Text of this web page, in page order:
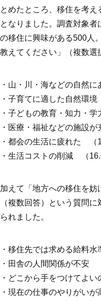
とめたところ、移住を考
となりました。調査対象
の移住に興味がある500人
教えてください」（複数選
・山・川・海などの自然
・子育てに適した自然環
・子どもの教育・知力・
・医療・福祉などの施設が
・都会の生活に疲れた （
・生活コストの削減 （
加えて「地方への移住を妨
（複数回答）という質問
られました。
・移住先では求める給料水
・田舎の人間関係が不安
・どこから手をつけてよ
・現在の仕事のやりがい